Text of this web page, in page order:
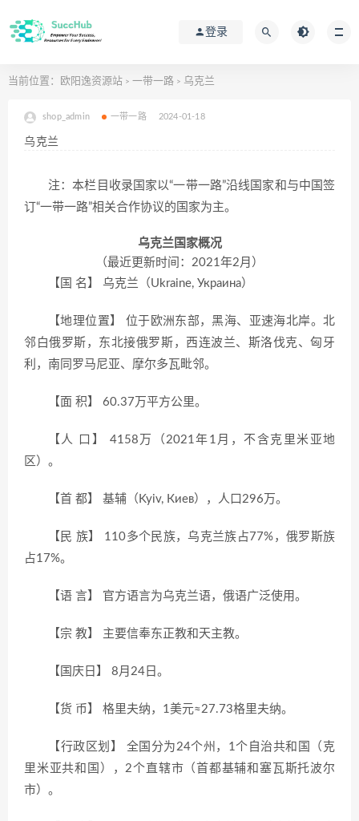
登录
当前位置： 欧阳逸资源站 > 一带一路 > 乌克兰
shop_admin 一带一路 2024-01-18
乌克兰
注：本栏目收录国家以“一带一路”沿线国家和与中国签
订“一带一路”相关合作协议的国家为主。
乌克兰国家概况
（最近更新时间：2021年2月）
【国 名】 乌克兰（Ukraine, Украина）
【地理位置】 位于欧洲东部，黑海、亚速海北岸。北
邻白俄罗斯，东北接俄罗斯，西连波兰、斯洛伐克、匈牙
利，南同罗马尼亚、摩尔多瓦毗邻。
【面 积】 60.37万平方公里。
【人 口】 4158万（2021年1月，不含克里米亚地
区）。
【首 都】 基辅（Kyiv, Киев），人口296万。
【民 族】 110多个民族，乌克兰族占77%，俄罗斯族
占17%。
【语 言】 官方语言为乌克兰语，俄语广泛使用。
【宗 教】 主要信奉东正教和天主教。
【国庆日】 8月24日。
【货 币】 格里夫纳，1美元≈27.73格里夫纳。
【行政区划】 全国分为24个州，1个自治共和国（克
里米亚共和国），2个直辖市（首都基辅和塞瓦斯托波尔
市）。